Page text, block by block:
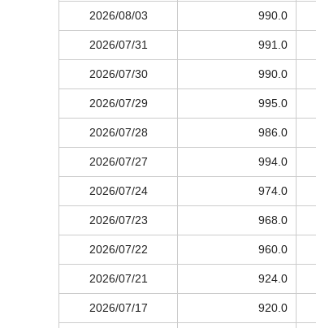
2026/08/03 990.0
2026/07/31 991.0
2026/07/30 990.0
2026/07/29 995.0
2026/07/28 986.0
2026/07/27 994.0
2026/07/24 974.0
2026/07/23 968.0
2026/07/22 960.0
2026/07/21 924.0
2026/07/17 920.0